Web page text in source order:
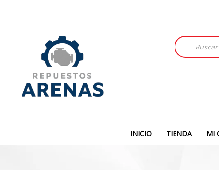
Búsqueda
de
productos
INICIO TIENDA MI